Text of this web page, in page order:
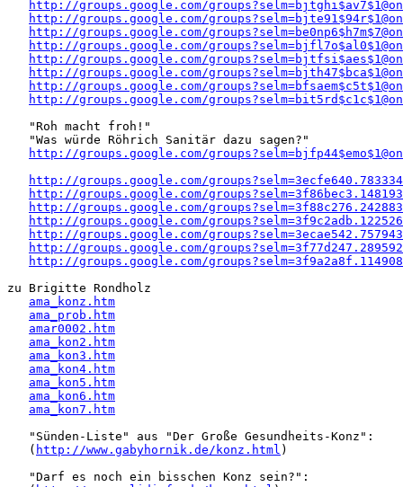
http://groups.google.com/
http://groups.google.com/
http://groups.google.com/
http://groups.google.com/
http://groups.google.com/
http://groups.google.com/
http://groups.google.com/
http://groups.google.com/
   "Roh macht froh!"
   "Was würde Röhrich Sanitär dazu sagen?"
http://groups.google.com/
http://groups.google.com/
http://groups.google.com/
http://groups.google.com/
http://groups.google.com/
http://groups.google.com/
http://groups.google.com/
http://groups.google.com/
zu Brigitte Rondholz
ama_konz.htm
ama_prob.htm
amar0002.htm
ama_kon2.htm
ama_kon3.htm
ama_kon4.htm
ama_kon5.htm
ama_kon6.htm
ama_kon7.htm
   "Sünden-Liste" aus "Der Große Gesundheits-Konz":
   (
http://www.gabyhornik.de/konz.html )
   "Darf es noch ein bisschen Konz sein?":